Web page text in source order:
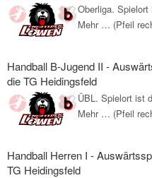
Oberliga.
Mehr … (Pfeil
Handball B-Jugend II -
die TG Heidingsfeld
ÜBL. Spielort ist
Mehr … (Pfeil
Handball Herren I -
TG Heidingsfeld